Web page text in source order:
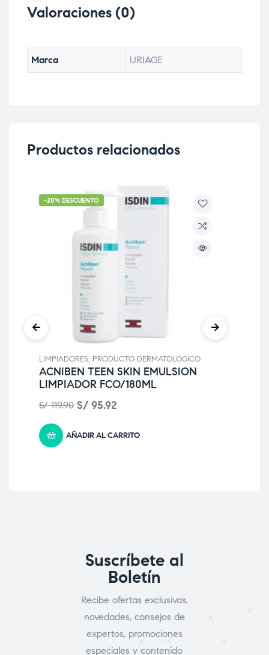
Valoraciones (0)
Marca URIAGE
Productos relacionados
-20% DESCUENTO
LIMPIADORES, PRODUCTO DERMATOLOGICO
ACNIBEN TEEN SKIN EMULSION
LIMPIADOR FCO/180ML
S/119.90 S/ 95.92
AÑADIR AL CARRITO
Suscríbete al
Boletín
Recibe ofertas exclusivas,
novedades, consejos de
expertos, promociones
especiales y contenido